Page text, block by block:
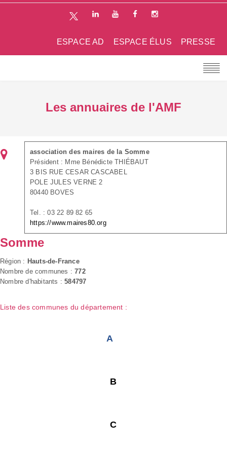
PRESSE
ESPACE ÉLUS
ESPACE AD
Les annuaires de l'AMF
association des maires de la Somme
Président : Mme Bénédicte THIÉBAUT
3 BIS RUE CESAR CASCABEL
POLE JULES VERNE 2
80440 BOVES
Tel. : 03 22 89 82 65
https://www.maires80.org
Somme
Région : Hauts-de-France
Nombre de communes :772
Nombre d'habitants :584797
Liste des communes du département :
A
B
C